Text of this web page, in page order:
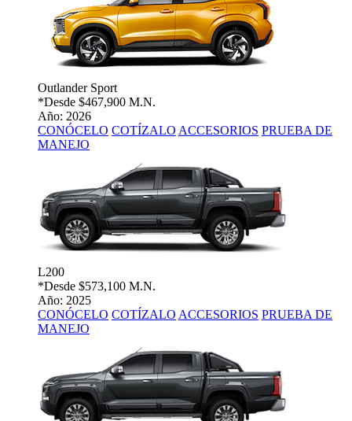
Outlander Sport
*Desde $467,900 M.N.
Año: 2026
CONÓCELO COTÍZALO ACCESORIOS PRUEBA DE
MANEJO
L200
*Desde $573,100 M.N.
Año: 2025
CONÓCELO COTÍZALO ACCESORIOS PRUEBA DE
MANEJO